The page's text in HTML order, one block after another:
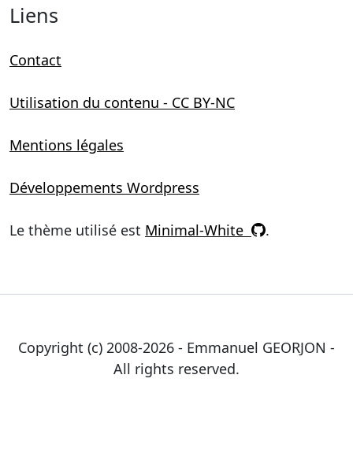
Liens
Contact
Utilisation du contenu - CC BY-NC
Mentions légales
Développements Wordpress
Le thème utilisé est Minimal-White .
Copyright (c) 2008-2026 - Emmanuel GEORJON -
All rights reserved.